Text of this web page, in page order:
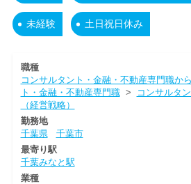
未経験 土日祝日休み
職種
コンサルタント・金融・不動産専門職か
ト・金融・不動産専門職> コンサルタ
（経営戦略）
勤務地
千葉県
千葉市
最寄り駅
千葉みなと駅
業種